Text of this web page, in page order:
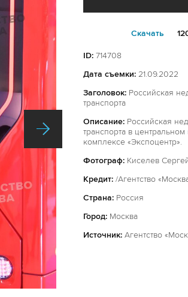
Cкачать
ID: 714708
Дата съемки: 21.09.2022
Заголовок: Российская
транспорта
Описание: Российская
транспорта в
комплексе «Экспоцентр».
Фотограф: Киселев
Кредит: /Агентство
Страна: Россия
Город: Москва
Источник: Агентство